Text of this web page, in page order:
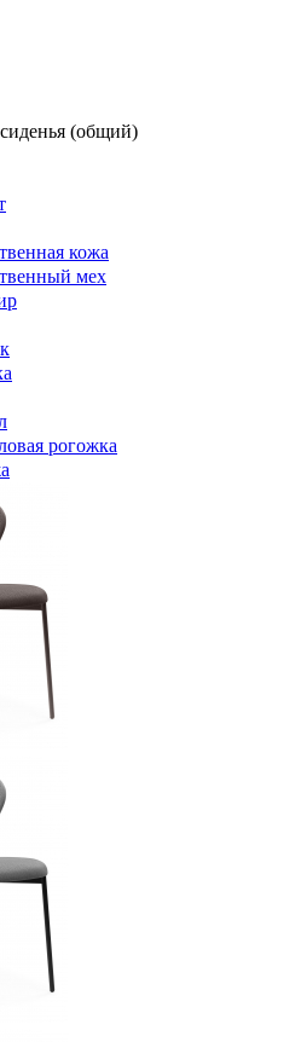
(общий)
кожа
мех
рогожка